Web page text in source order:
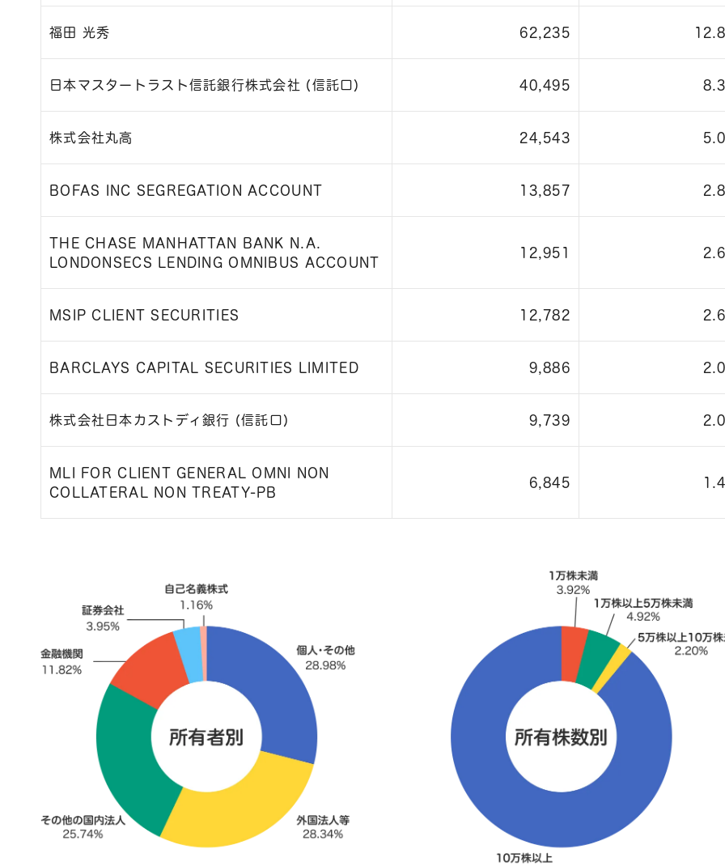
福田 光秀 62,235
日本マスタートラスト信託銀行株式会社 (信託口) 40,495
株式会社丸高 24,543
BOFAS INC SEGREGATION ACCOUNT 13,857
THE CHASE MANHATTAN BANK N.A.
LONDONSECS LENDING OMNIBUS ACCOUNT
12,951
MSIP CLIENT SECURITIES 12,782
BARCLAYS CAPITAL SECURITIES LIMITED 9,886
株式会社日本カストディ銀行 (信託口) 9,739
MLI FOR CLIENT GENERAL OMNI NON
COLLATERAL NON TREATY-PB
6,845